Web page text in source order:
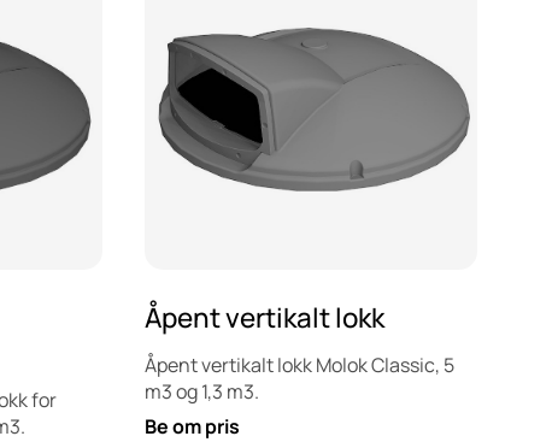
for
Åpent vertikalt lokk
Åpent vertikalt lokk Molok Classic, 5
m3 og 1,3 m3.
Be om pris